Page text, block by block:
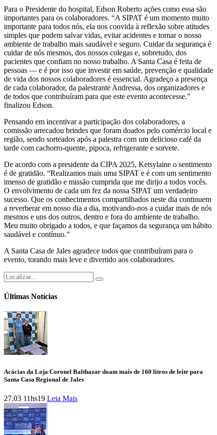
Para o Presidente do hospital, Edson Roberto ações como essa são
importantes para os colaboradores. “A SIPAT é um momento muito
importante para todos nós, ela nos convida à reflexão sobre atitudes
simples que podem salvar vidas, evitar acidentes e tornar o nosso
ambiente de trabalho mais saudável e seguro. Cuidar da segurança é
cuidar de nós mesmos, dos nossos colegas e, sobretudo, dos
pacientes que confiam no nosso trabalho. A Santa Casa é feita de
pessoas — e é por isso que investir em saúde, prevenção e qualidade
de vida dos nossos colaboradores é essencial. Agradeço a presença
de cada colaborador, da palestrante Andressa, dos organizadores e
de todos que contribuíram para que este evento acontecesse.”
finalizou Edson.
Pensando em incentivar a participação dos colaboradores, a
comissão arrecadou brindes que foram doados pelo comércio local e
região, sendo sorteados após a palestra com um delicioso café da
tarde com cachorro-quente, pipoca, refrigerante e sorvete.
De acordo com a presidente da CIPA 2025, Ketsylaine o sentimento
é de gratidão. “Realizamos mais uma SIPAT e é com um sentimento
imenso de gratidão e missão cumprida que me dirijo a todos vocês.
O envolvimento de cada um fez da nossa SIPAT um verdadeiro
sucesso. Que os conhecimentos compartilhados neste dia continuem
a reverberar em nosso dia a dia, motivando-nos a cuidar mais de nós
mesmos e uns dos outros, dentro e fora do ambiente de trabalho.
Meu muito obrigado a todos, e que façamos da segurança um hábito
saudável e contínuo.”
A Santa Casa de Jales agradece todos que contribuíram para o
evento, torando mais leve e divertido aos colaboradores.
Últimas Notícias
Acácias da Loja Coronel Balthazar doam mais de 160 litros de leite para
Santa Casa Regional de Jales
27.03 11hs19 Leia Mais